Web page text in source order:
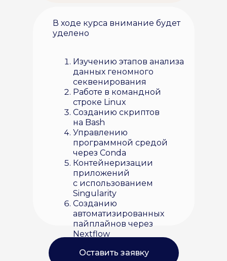
Оставить заявку
В ходе курса внимание будет
уделено
Изучению этапов анализа
данных геномного
секвенирования
Работе в командной
строке Linux
Созданию скриптов
на Bash
Управлению
программной средой
через Conda
Контейнеризации
приложений
с использованием
Singularity
Созданию
автоматизированных
пайплайнов через
Nextflow